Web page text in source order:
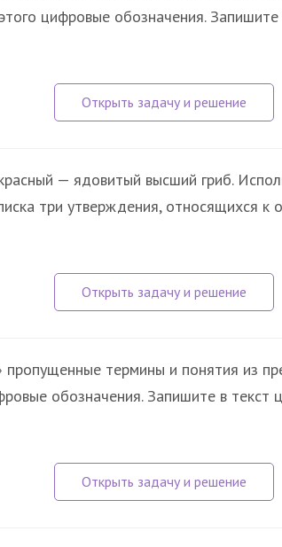
цифровые обозначения.
— ядовитый высший гриб.
три утверждения, относящихся к
пропущенные термины и понятия из
обозначения. Запишите в текст